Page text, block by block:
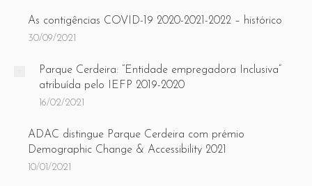
As contigências COVID-19 2020-2021-2022 – histórico
30/09/2021
Parque Cerdeira: “Entidade empregadora Inclusiva”
atribuída pelo IEFP 2019-2020
16/02/2021
ADAC distingue Parque Cerdeira com prémio
Demographic Change & Accessibility 2021
10/01/2021